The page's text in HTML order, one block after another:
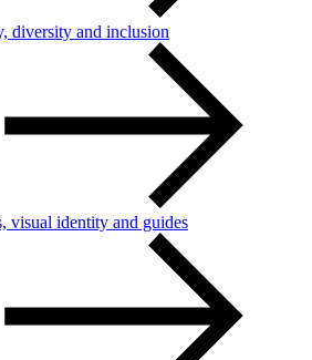
diversity and inclusion
visual identity and guides